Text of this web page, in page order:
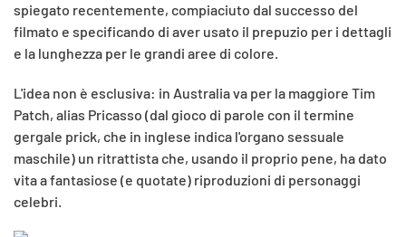
spiegato recentemente, compiaciuto dal successo del
filmato e specificando di aver usato il prepuzio per i dettagli
e la lunghezza per le grandi aree di colore.
L'idea non è esclusiva: in Australia va per la maggiore Tim
Patch, alias Pricasso (dal gioco di parole con il termine
gergale prick, che in inglese indica l'organo sessuale
maschile) un ritrattista che, usando il proprio pene, ha dato
vita a fantasiose (e quotate) riproduzioni di personaggi
celebri.